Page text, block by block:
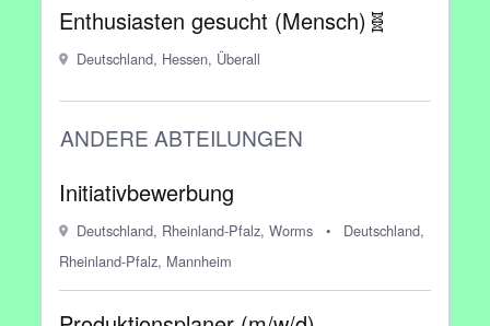
Enthusiasten gesucht (Mensch)🧬
Deutschland, Hessen, Überall
ANDERE ABTEILUNGEN
Initiativbewerbung
Deutschland, Rheinland-Pfalz, Worms •
Deutschland,
Rheinland-Pfalz, Mannheim